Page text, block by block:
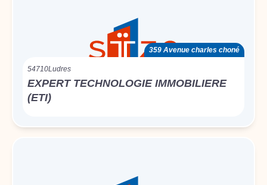
359 Avenue charles choné
54710Ludres
EXPERT TECHNOLOGIE IMMOBILIERE
(ETI)